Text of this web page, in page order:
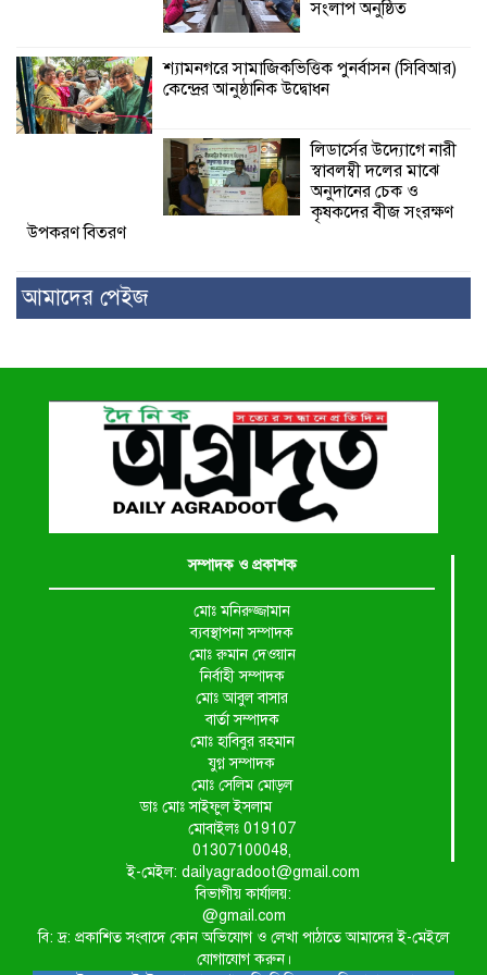
সংলাপ অনুষ্ঠিত
শ্যামনগরে সামাজিকভিত্তিক পুনর্বাসন (সিবিআর)
কেন্দ্রের আনুষ্ঠানিক উদ্বোধন
লিডার্সের উদ্যোগে নারী
স্বাবলম্বী দলের মাঝে
অনুদানের চেক ও
কৃষকদের বীজ সংরক্ষণ
উপকরণ বিতরণ
আমাদের পেইজ
সম্পাদক ও প্রকাশক
মোঃ মনিরুজ্জামান
ব্যবস্থাপনা সম্পাদক
মোঃ রুমান দেওয়ান
নির্বাহী সম্পাদক
মোঃ আবুল বাসার
বার্তা সম্পাদক
মোঃ হাবিবুর রহমান
যুগ্ন সম্পাদক
মোঃ সেলিম মোড়ল
ডাঃ মোঃ সাইফুল ইসলাম
মোবাইলঃ 019107
01307100048,
ই-মেইল: dailyagradoot@gmail.com
বিভাগীয় কার্যালয়:
@gmail.com
বি: দ্র: প্রকাশিত সংবাদে কোন অভিযোগ ও লেখা পাঠাতে আমাদের ই-মেইলে
যোগাযোগ করুন।